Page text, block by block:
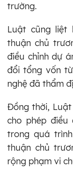
trường.
Luật cũng liệt
thuận chủ
điều chỉnh dự
đổi tổng vốn
nghệ đã thẩm
Đồng thời,
cho phép
trong quá
thuận chủ
rộng phạm vi